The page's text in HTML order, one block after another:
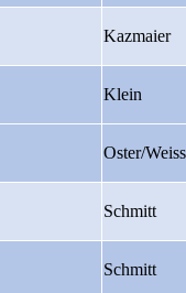
Kazmaier
Klein
Oster/Weiss
Schmitt
Schmitt